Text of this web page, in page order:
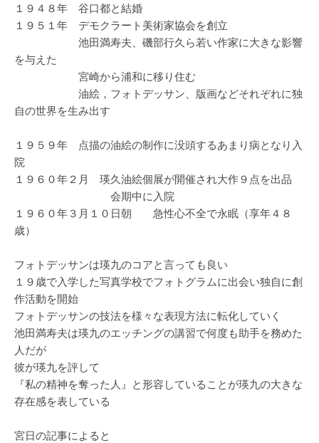
１９４８年 谷口都と結婚
１９５１年 デモクラート美術家協会を創立
池田満寿夫、磯部行久ら若い作家に大きな影響
を与えた
宮崎から浦和に移り住む
油絵，フォトデッサン、版画などそれぞれに独
自の世界を生み出す
１９５９年 点描の油絵の制作に没頭するあまり病となり入
院
１９６０年２月 瑛久油絵個展が開催され大作９点を出品
会期中に入院
１９６０年３月１０日朝 急性心不全で永眠（享年４８
歳）
フォトデッサンは瑛九のコアと言っても良い
１９歳で入学した写真学校でフォトグラムに出会い独自に創
作活動を開始
フォトデッサンの技法を様々な表現方法に転化していく
池田満寿夫は瑛九のエッチングの講習で何度も助手を務めた
人だが
彼が瑛九を評して
『私の精神を奪った人』と形容していることが瑛九の大きな
存在感を表している
宮日の記事によると